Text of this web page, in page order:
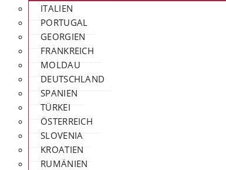
ITALIEN
PORTUGAL
GEORGIEN
FRANKREICH
MOLDAU
DEUTSCHLAND
SPANIEN
TÜRKEI
ÖSTERREICH
SLOVENIA
KROATIEN
RUMÄNIEN